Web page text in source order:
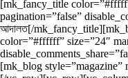
[mk_fancy_title
pagination=”false”
আদালত[/
color=”#ffffff” size=”24″
[mk_blog